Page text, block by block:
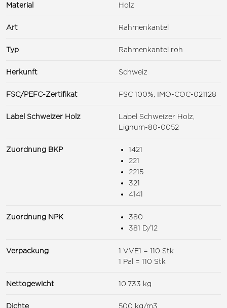
Material Holz
Art Rahmenkantel
Typ Rahmenkantel roh
Herkunft Schweiz
FSC/PEFC-Zertifikat FSC 100%, IMO-COC-021128
Label Schweizer Holz
Label Schweizer Holz,
Lignum-80-0052
Zuordnung BKP
1421
221
2215
321
4141
Zuordnung NPK
380
381 D/12
Verpackung
1 VVE1 = 110 Stk
1 Pal = 110 Stk
Nettogewicht 10.733 kg
Dichte 500 kg/m3